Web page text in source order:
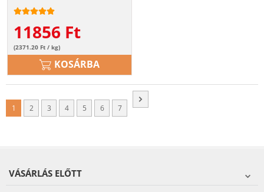
11856 Ft
(2371.20 Ft / kg)
KOSÁRBA
1 2 3 4 5 6 7
VÁSÁRLÁS ELŐTT